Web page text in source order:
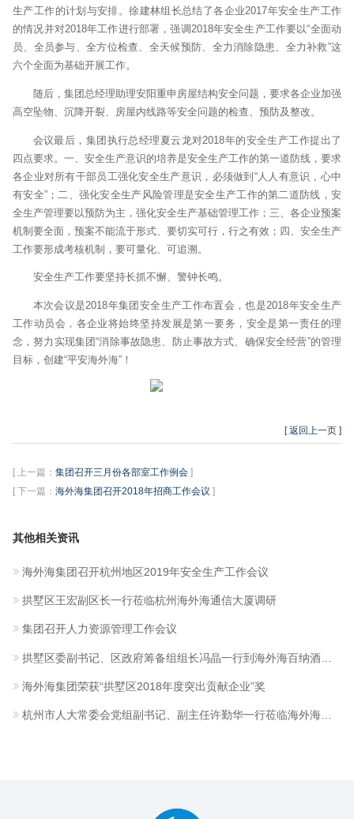
生产工作的计划与安排。徐建林组长总结了各企业2017年安全生产工作
的情况并对2018年工作进行部署，强调2018年安全生产工作要以“全面动
员、全员参与、全方位检查、全天候预防、全力消除隐患、全力补救”这
六个全面为基础开展工作。
随后，集团总经理助理安阳重申房屋结构安全问题，要求各企业加强
高空坠物、沉降开裂、房屋内线路等安全问题的检查、预防及整改。
会议最后，集团执行总经理夏云龙对2018年的安全生产工作提出了
四点要求。一、安全生产意识的培养是安全生产工作的第一道防线，要求
各企业对所有干部员工强化安全生产意识，必须做到“人人有意识，心中
有安全”；二、强化安全生产风险管理是安全生产工作的第二道防线，安
全生产管理要以预防为主，强化安全生产基础管理工作；三、各企业预案
机制要全面，预案不能流于形式、要切实可行，行之有效；四、安全生产
工作要形成考核机制，要可量化、可追溯。
安全生产工作要坚持长抓不懈、警钟长鸣。
本次会议是2018年集团安全生产工作布置会，也是2018年安全生产
工作动员会，各企业将始终坚持发展是第一要务，安全是第一责任的理
念，努力实现集团“消除事故隐患、防止事故方式、确保安全经营”的管理
目标，创建“平安海外海”！
[ 返回上一页 ]
[ 上一篇： 集团召开三月份各部室工作例会 ]
[ 下一篇： 海外海集团召开2018年招商工作会议 ]
其他相关资讯
海外海集团召开杭州地区2019年安全生产工作会议
拱墅区王宏副区长一行莅临杭州海外海通信大厦调研
集团召开人力资源管理工作会议
拱墅区委副书记、区政府筹备组组长冯晶一行到海外海百纳酒店慰问“五·一”节日期间坚持工作的集中医学隔离点工作人员
海外海集团荣获“拱墅区2018年度突出贡献企业”奖
杭州市人大常委会党组副书记、副主任许勤华一行莅临海外海集团调研检查疫情防控等工作